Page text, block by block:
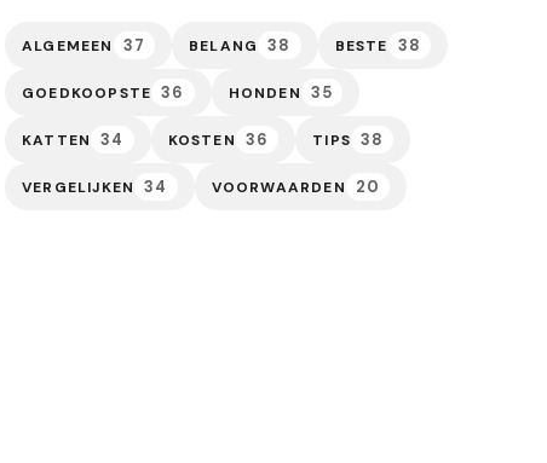
ALGEMEEN 37 BELANG 38 BESTE 38
GOEDKOOPSTE 36 HONDEN 35
KATTEN 34 KOSTEN 36 TIPS 38
VERGELIJKEN 34 VOORWAARDEN 20